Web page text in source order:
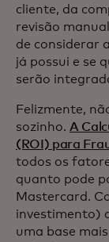
cliente, da
revisão
de considerar
já possui e se
serão
Felizmente,
sozinho. A
(ROI) para
todos os
quanto pode
Mastercard.
investimento)
uma base